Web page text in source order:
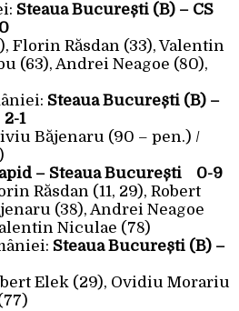
Steaua București (B) – CS
Florin Răsdan (33), Valentin
(63), Andrei Neagoe (80),
Steaua București (B) –
1
Băjenaru (90 – pen.) /
– Steaua București 0-9
Răsdan (11, 29), Robert
(38), Andrei Neagoe
Niculae (78)
Steaua București (B) –
Elek (29), Ovidiu Morariu